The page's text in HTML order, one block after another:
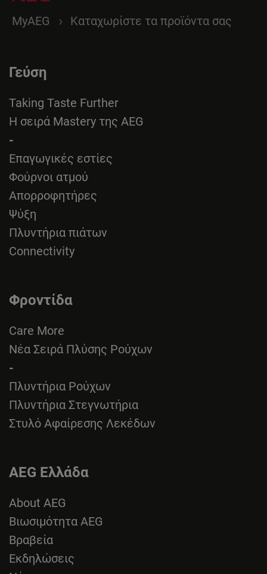
MyAEG Καταχωρίστε τα προϊόντα σας
Γεύση
Taking Taste Further
Η σειρά Mastery της AEG
-
Επαγωγικές εστίες
Φούρνοι ατμού
Απορροφητήρες
Ψύξη
Πλυντήρια πιάτων
Connectivity
Φροντίδα
Care More
Νέα Σειρά Πλύσης Ρούχων
-
Πλυντήρια Ρούχων
Πλυντήρια Στεγνωτήρια
Στυλό Αφαίρεσης Λεκέδων
AEG Ελλάδα
About AEG
Βιωσιμότητα AEG
Βραβεία
Εκδηλώσεις